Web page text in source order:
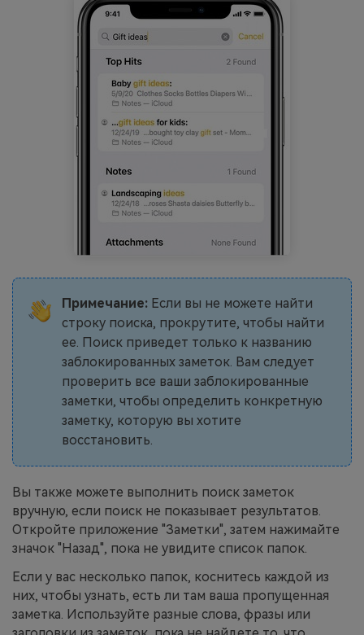
Примечание:Если вы не можете найти
строку поиска, прокрутите, чтобы найти
ее. Поиск приведет только к названию
заблокированных заметок. Вам следует
проверить все ваши заблокированные
заметки, чтобы определить конкретную
заметку, которую вы хотите
восстановить.
Вы также можете выполнить поиск заметок
вручную, если поиск не показывает результатов.
Откройте приложение "Заметки", затем нажимайте
значок "Назад", пока не увидите список папок.
Если у вас несколько папок, коснитесь каждой из
них, чтобы узнать, есть ли там ваша пропущенная
заметка. Используйте разные слова, фразы или